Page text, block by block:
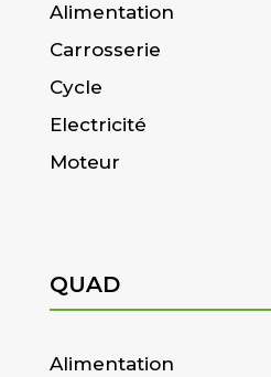
Alimentation
Carrosserie
Cycle
Electricité
Moteur
QUAD
Alimentation